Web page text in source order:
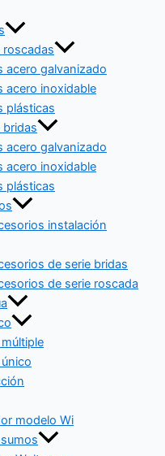
roscadas
acero galvanizado
acero inoxidable
plásticas
bridas
acero galvanizado
acero inoxidable
plásticas
instalación
de serie bridas
de serie roscada
modelo Wi